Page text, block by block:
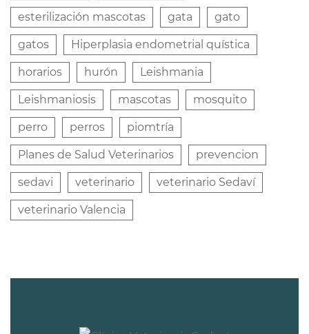
esterilización mascotas gata gato
gatos Hiperplasia endometrial quística
horarios hurón Leishmania
Leishmaniosis mascotas mosquito
perro perros piomtría
Planes de Salud Veterinarios prevencion
sedavi veterinario veterinario Sedaví
veterinario Valencia